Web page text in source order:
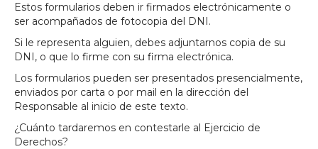
Estos formularios deben ir firmados electrónicamente o
ser acompañados de fotocopia del DNI.
Si le representa alguien, debes adjuntarnos copia de su
DNI, o que lo firme con su firma electrónica.
Los formularios pueden ser presentados presencialmente,
enviados por carta o por mail en la dirección del
Responsable al inicio de este texto.
¿Cuánto tardaremos en contestarle al Ejercicio de
Derechos?